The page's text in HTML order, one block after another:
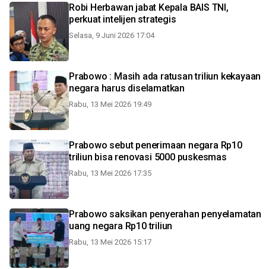
Robi Herbawan jabat Kepala BAIS TNI,
perkuat intelijen strategis
Selasa, 9 Juni 2026 17:04
Prabowo : Masih ada ratusan triliun kekayaan
negara harus diselamatkan
Rabu, 13 Mei 2026 19:49
Prabowo sebut penerimaan negara Rp10
triliun bisa renovasi 5000 puskesmas
Rabu, 13 Mei 2026 17:35
Prabowo saksikan penyerahan penyelamatan
uang negara Rp10 triliun
Rabu, 13 Mei 2026 15:17